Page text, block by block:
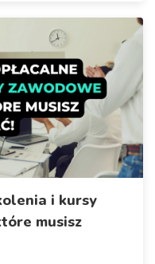
i kursy
musisz